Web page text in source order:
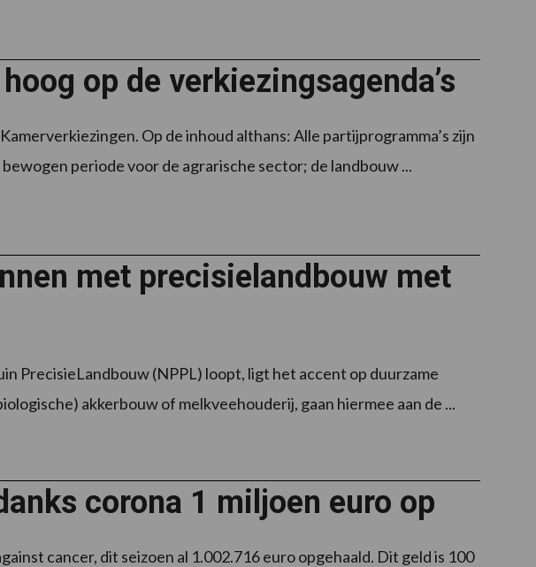
op de verkiezingsagenda’s
Op de inhoud althans: Alle partijprogramma’s zijn
periode voor de agrarische sector; de landbouw ...
met precisielandbouw met
PrecisieLandbouw (NPPL) loopt, ligt het accent op duurzame
akkerbouw of melkveehouderij, gaan hiermee aan de ...
corona 1 miljoen euro op
cancer, dit seizoen al 1.002.716 euro opgehaald. Dit geld is 100